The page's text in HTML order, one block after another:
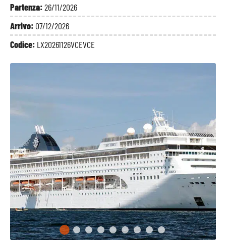
Partenza:26/11/2026
Arrivo: 07/12/2026
Codice: LX20261126VCEVCE